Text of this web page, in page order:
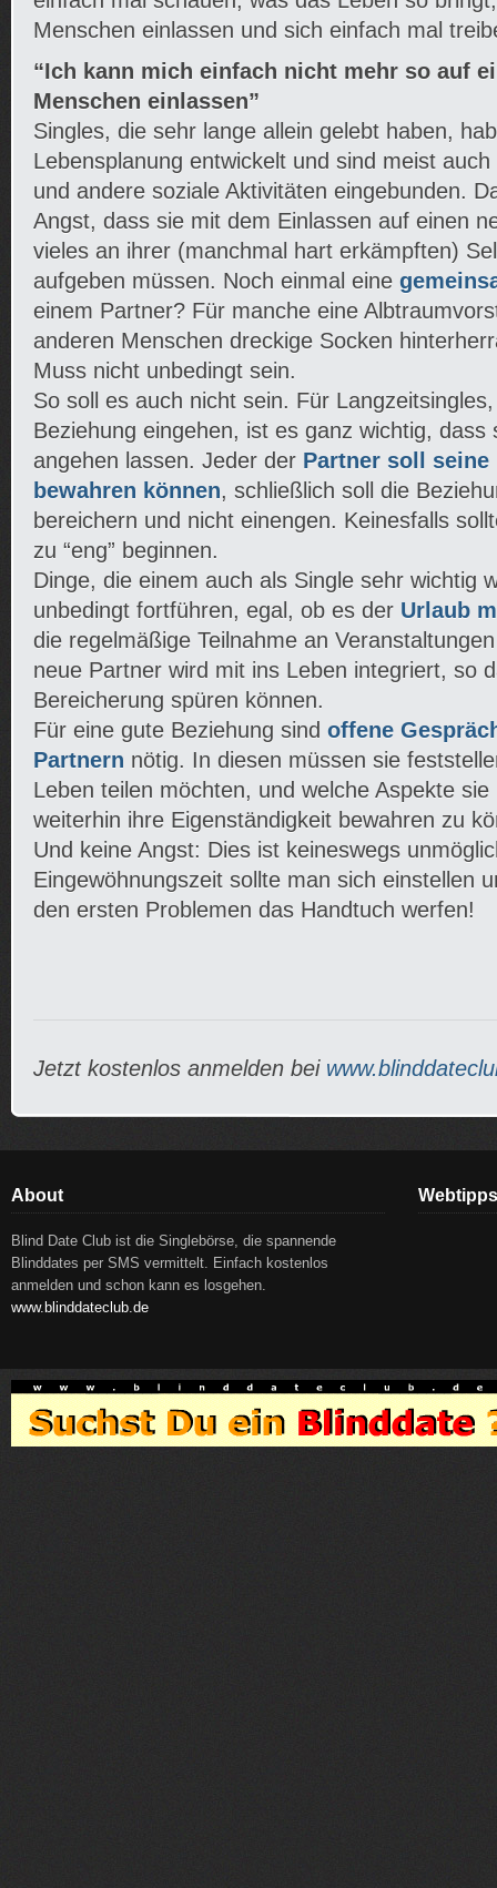
Menschen einlassen und sich einfach mal
“Ich kann mich einfach nicht mehr so auf
Menschen einlassen”
Singles, die sehr lange allein gelebt haben,
Lebensplanung entwickelt und sind meist
und andere soziale Aktivitäten eingebunden.
Angst, dass sie mit dem Einlassen auf einen
vieles an ihrer (manchmal hart erkämpften)
aufgeben müssen. Noch einmal eine
einem Partner? Für manche eine
anderen Menschen dreckige Socken
Muss nicht unbedingt sein.
So soll es auch nicht sein. Für
Beziehung eingehen, ist es ganz wichtig, dass
angehen lassen. Jeder der Partner soll
bewahren können, schließlich soll die
bereichern und nicht einengen. Keinesfalls
zu “eng” beginnen.
Dinge, die einem auch als Single sehr wichtig
unbedingt fortführen, egal, ob es der Urlaub
die regelmäßige Teilnahme an
neue Partner wird mit ins Leben integriert, so
Bereicherung spüren können.
Für eine gute Beziehung sind offene
Partnern nötig. In diesen müssen sie
Leben teilen möchten, und welche Aspekte
weiterhin ihre Eigenständigkeit bewahren zu
Und keine Angst: Dies ist keineswegs
Eingewöhnungszeit sollte man sich einstellen
den ersten Problemen das Handtuch werfen!
Jetzt kostenlos anmelden bei
About
Blind Date Club ist die Singlebörse, die spannende
Blinddates per SMS vermittelt. Einfach kostenlos
anmelden und schon kann es losgehen.
www.blinddateclub.de
Webtipps